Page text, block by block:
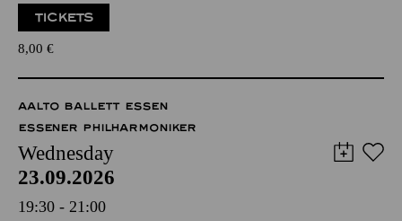
TICKETS
8,00 €
AALTO BALLETT ESSEN
ESSENER PHILHARMONIKER
Wednesday
23.09.2026
19:30 - 21:00